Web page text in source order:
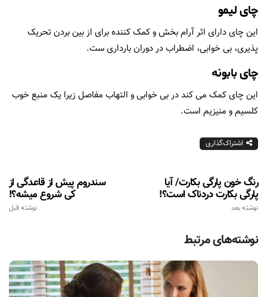
چای لیمو
این چای دارای اثر آرام بخش و کمک کننده برای از بین بردن تحریک
پذیری، بی خوابی، اضطراب در دوران بارداری ست.
چای بابونه
این چای کمک می کند در بی خوابی و التهاب مفاصل زیرا یک منبع خوب
کلسیم و منیزیم است.
اشتراک‌گذاری
سندروم پیش از قاعدگی از
کی شروع میشه؟!
نوشته قبل
رنگ خون پارگی بكارت/ آیا
پارگی بكارت دردناک است؟!
نوشته بعد
نوشته‌های مرتبط